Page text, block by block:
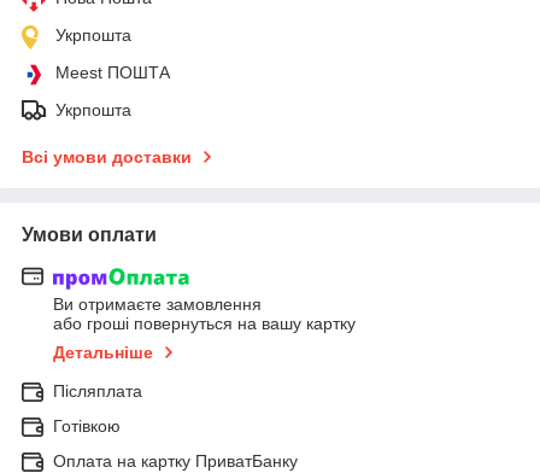
Укрпошта
Meest ПОШТА
Укрпошта
Всі умови доставки
Умови оплати
Ви отримаєте замовлення
або гроші повернуться на вашу картку
Детальніше
Післяплата
Готівкою
Оплата на картку ПриватБанку